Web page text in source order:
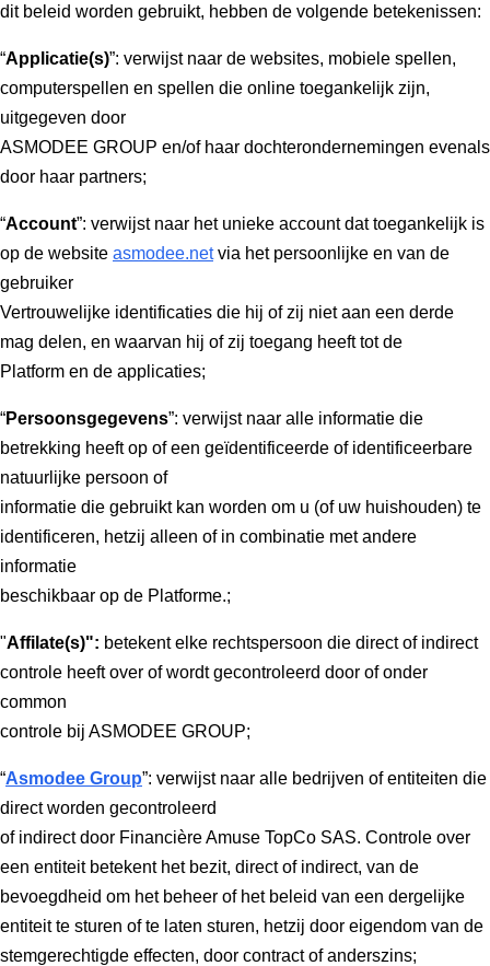
dit beleid worden gebruikt, hebben de volgende betekenissen:
“Applicatie(s)”: verwijst naar de websites, mobiele spellen,
computerspellen en spellen die online toegankelijk zijn,
uitgegeven door
ASMODEE GROUP en/of haar dochterondernemingen evenals
door haar partners;
“Account”: verwijst naar het unieke account dat toegankelijk is
op de website asmodee.netvia het persoonlijke en van de
gebruiker
Vertrouwelijke identificaties die hij of zij niet aan een derde
mag delen, en waarvan hij of zij toegang heeft tot de
Platform en de applicaties;
“Persoonsgegevens”: verwijst naar alle informatie die
betrekking heeft op of een geïdentificeerde of identificeerbare
natuurlijke persoon of
informatie die gebruikt kan worden om u (of uw huishouden) te
identificeren, hetzij alleen of in combinatie met andere
informatie
beschikbaar op de Platforme.;
"Affilate(s)": betekent elke rechtspersoon die direct of indirect
controle heeft over of wordt gecontroleerd door of onder
common
controle bij ASMODEE GROUP;
“Asmodee Group”: verwijst naar alle bedrijven of entiteiten die
direct worden gecontroleerd
of indirect door Financière Amuse TopCo SAS. Controle over
een entiteit betekent het bezit, direct of indirect, van de
bevoegdheid om het beheer of het beleid van een dergelijke
entiteit te sturen of te laten sturen, hetzij door eigendom van de
stemgerechtigde effecten, door contract of anderszins;